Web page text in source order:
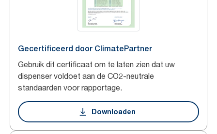
Gecertificeerd door ClimatePartner
Gebruik dit certificaat om te laten zien dat uw
dispenser voldoet aan de CO2-neutrale
standaarden voor rapportage.
Downloaden